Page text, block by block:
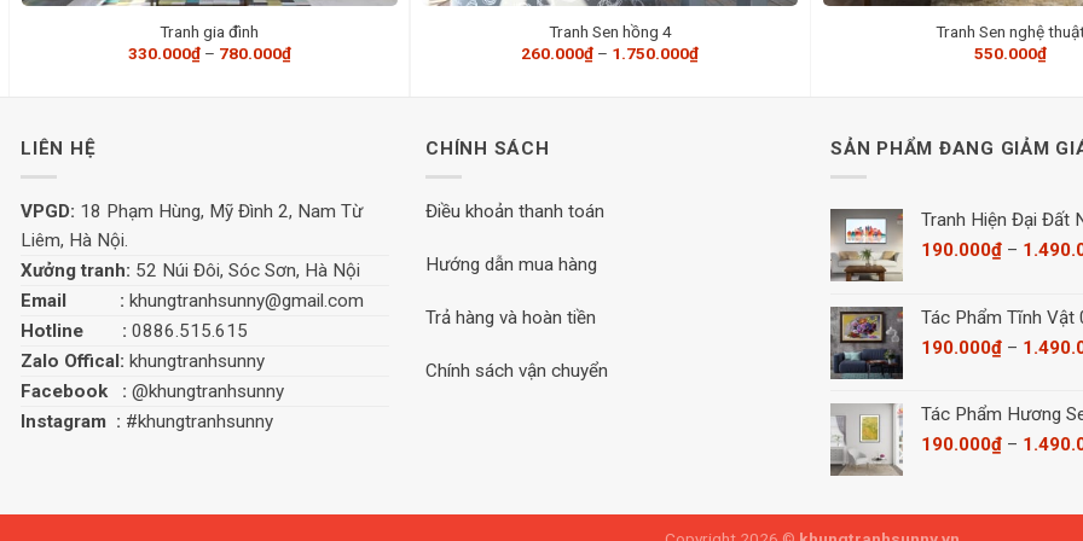
Tranh gia đình
330.000₫ – 780.000₫Khoảng
giá:
Tranh Sen hồng 4
260.000₫ – 1.750.000₫Khoảng
Tranh Sen nghệ
550.000₫
LIÊN HỆ
VPGD: 18 Phạm Hùng, Mỹ Đình 2, Nam Từ
Liêm, Hà Nội.
Xưởng tranh: 52 Núi Đôi, Sóc Sơn, Hà Nội
Email : khungtranhsunny@gmail.com
Hotline : 0886.515.615
Zalo Offical: khungtranhsunny
Facebook : @khungtranhsunny
Instagram : #khungtranhsunny
CHÍNH SÁCH
Điều khoản thanh toán
Hướng dẫn mua hàng
Trả hàng và hoàn tiền
Chính sách vận chuyển
SẢN PHẨM ĐANG GIẢM
Tranh Hiện Đại Đất
190.000₫ –
Tác Phẩm Tĩnh Vật
190.000₫ –
Tác Phẩm Hương
190.000₫ –